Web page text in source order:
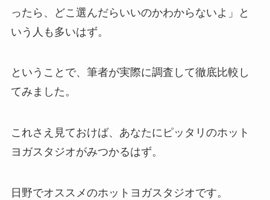
ったら、どこ選んだらいいのかわからないよ」と
いう人も多いはず。
ということで、筆者が実際に調査して徹底比較し
てみました。
これさえ見ておけば、あなたにピッタリのホット
ヨガスタジオがみつかるはず。
日野でオススメのホットヨガスタジオです。